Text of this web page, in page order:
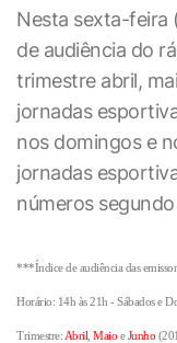
Nesta sexta-feira
de audiência do
trimestre abril,
jornadas
nos domingos e
jornadas
números
***Índice de audiência das
Horário: 14h às 21h - Sábados e
Trimestre: Abril Maio eJunho